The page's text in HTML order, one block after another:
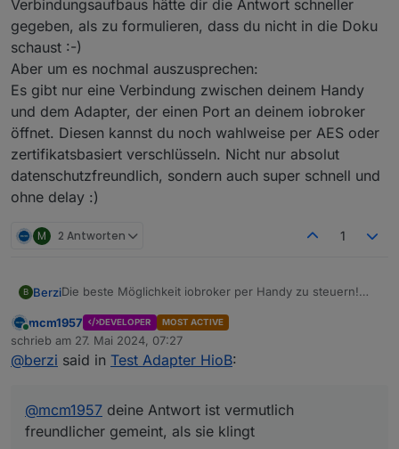
Verbindungsaufbaus hätte dir die Antwort schneller
gegeben, als zu formulieren, dass du nicht in die Doku
schaust :-)
Aber um es nochmal auszusprechen:
Es gibt nur eine Verbindung zwischen deinem Handy
und dem Adapter, der einen Port an deinem iobroker
öffnet. Diesen kannst du noch wahlweise per AES oder
zertifikatsbasiert verschlüsseln. Nicht nur absolut
datenschutzfreundlich, sondern auch super schnell und
ohne delay :)
M 2 Antworten 1
B BerziDie beste Möglichkeit iobroker per Handy zu steuern!
Schlank, super schnell, kein unnötiger SchnickSchnack,
datenschutzfreundlich und ohne dritte Instanz, absolut
stabil, super motivierter Entwickler, ...
Erste Sahne! Kann jedem nur nahe legen einen Versuch
gemeint, als sie klingt, da es dir wohl nur um den
Hinweis geht, dass man die Info im thread schneller parat
Online
mcm1957 DEVELOPER MOST ACTIVE
schrieb am 27. Mai 2024, 07:27
zuletzt editiert von
@berzi said in Test Adapter HioB:
@mcm1957 deine Antwort ist vermutlich
freundlicher gemeint, als sie klingt